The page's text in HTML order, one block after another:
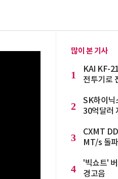
많이 본 기사
1
KAI KF-
전투기로
2
SK하이닉
30억달러
3
CXMT
MT/s 돌파
4
'빅쇼트'
경고음